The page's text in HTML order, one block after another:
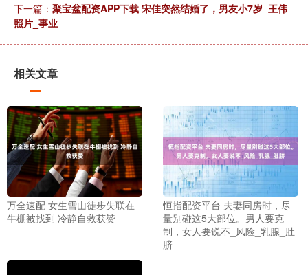
下一篇： 聚宝盆配资APP下载 宋佳突然结婚了，男友小7岁_王伟_
照片_事业
相关文章
万全速配 女生雪山徒步失联在
牛棚被找到 冷静自救获赞
恒指配资平台 夫妻同房时，尽
量别碰这5大部位。男人要克
制，女人要说不_风险_乳腺_肚
脐